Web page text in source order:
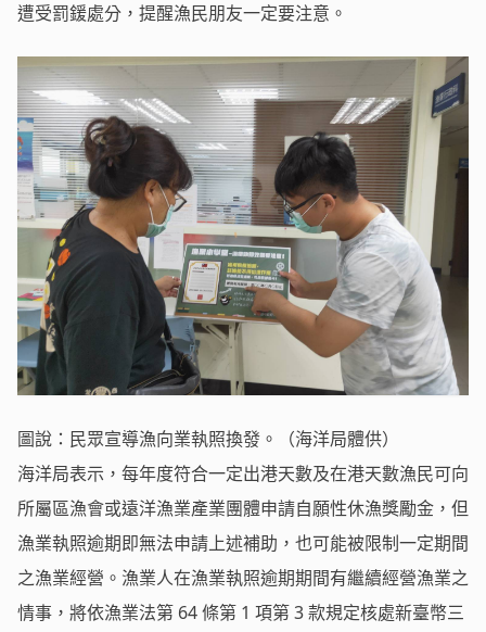
遭受罰鍰處分，提醒漁民朋友一定要注意。‌
圖說：民眾宣導漁向業執照換發。（海洋局體供）
海洋局表示，每年度符合一定出港天數及在港天數漁民可向
所屬區漁會或遠洋漁業產業團體申請自願性休漁獎勵金，但
漁業執照逾期即無法申請上述補助，也可能被限制一定期間
之漁業經營。漁業人在漁業執照逾期期間有繼續經營漁業之
情事，將依漁業法第 64 條第 1 項第 3 款規定核處新臺幣三